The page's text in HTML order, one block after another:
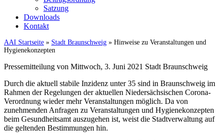
Satzung
Downloads
Kontakt
AAI Startseite » Stadt Braunschweig » Hinweise zu Veranstaltungen und
Hygienekonzepten
Pressemitteilung von Mittwoch, 3. Juni 2021 Stadt Braunschweig
Durch die aktuell stabile Inzidenz unter 35 sind in Braunschweig im
Rahmen der Regelungen der aktuellen Niedersächsischen Corona-
Verordnung wieder mehr Veranstaltungen möglich. Da von
zunehmenden Anfragen zu Veranstaltungen und Hygienekonzepten
beim Gesundheitsamt auszugehen ist, weist die Stadtverwaltung auf
die geltenden Bestimmungen hin.